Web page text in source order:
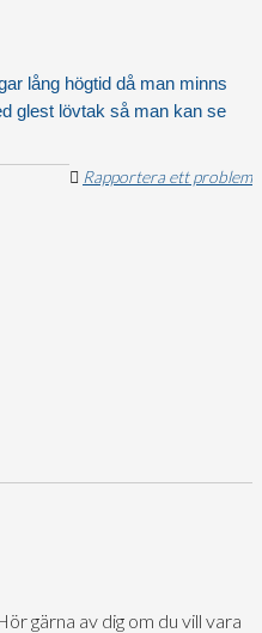
lång högtid då man minns
glest lövtak så man kan se
Rapportera ett problem
gärna av dig om du vill vara